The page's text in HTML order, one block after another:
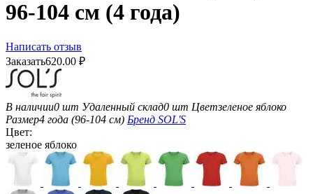
96-104 см (4 года)
Написать отзыв
Заказать620.00 ₽
В наличии0 шт Удаленный склад0 шт Цветзеленое яблоко
Размер4 года (96-104 см) Бренд SOL'S
Цвет:
зеленое яблоко